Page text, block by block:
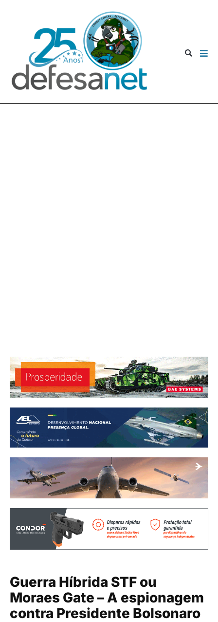
Guerra Híbrida STF ou
Moraes Gate – A espionagem
contra Presidente Bolsonaro